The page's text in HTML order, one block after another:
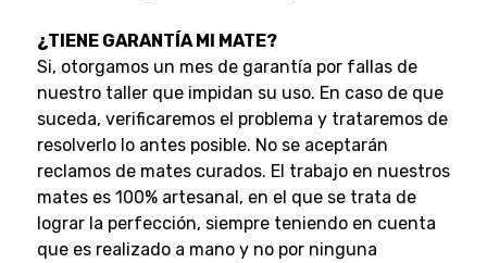
¿TIENE GARANTÍA MI MATE?
Si, otorgamos un mes de garantía por fallas de
nuestro taller que impidan su uso. En caso de que
suceda, verificaremos el problema y trataremos de
resolverlo lo antes posible. No se aceptarán
reclamos de mates curados. El trabajo en nuestros
mates es 100% artesanal, en el que se trata de
lograr la perfección, siempre teniendo en cuenta
que es realizado a mano y no por ninguna